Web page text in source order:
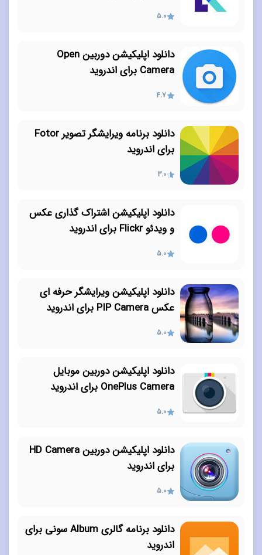
5.0
دانلود اپلیکیشن دوربین Open
Camera برای اندروید
4.7
دانلود برنامه ویرایشگر تصویر Fotor
برای اندروید
3.0
دانلود اپلیکیشن اشتراک گذاری عکس
و ویدئو Flickr برای اندروید
5.0
دانلود اپلیکیشن ویرایشگر حرفه ای
عکس PIP Camera برای اندروید
5.0
دانلود اپلیکیشن دوربین موبایل
OnePlus Camera برای اندروید
5.0
دانلود اپلیکیشن دوربین HD Camera
برای اندروید
5.0
دانلود برنامه گالری Album سونی برای
اندروید